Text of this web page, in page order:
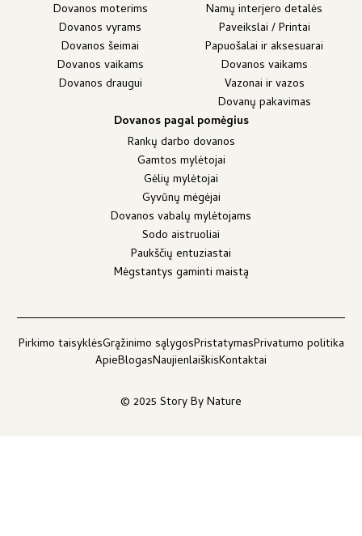
Dovanos moterims
Dovanos vyrams
Dovanos šeimai
Dovanos vaikams
Dovanos draugui
Namų interjero detalės
Paveikslai / Printai
Papuošalai ir aksesuarai
Dovanos vaikams
Vazonai ir vazos
Dovanų pakavimas
Dovanos pagal pomėgius
Rankų darbo dovanos
Gamtos mylėtojai
Gėlių mylėtojai
Gyvūnų mėgėjai
Dovanos vabalų mylėtojams
Sodo aistruoliai
Paukščių entuziastai
Mėgstantys gaminti maistą
© 2025 Story By Nature
Pirkimo taisyklėsGrąžinimo sąlygosPristatymasPrivatumo politika
ApieBlogasNaujienlaiškisKontaktai